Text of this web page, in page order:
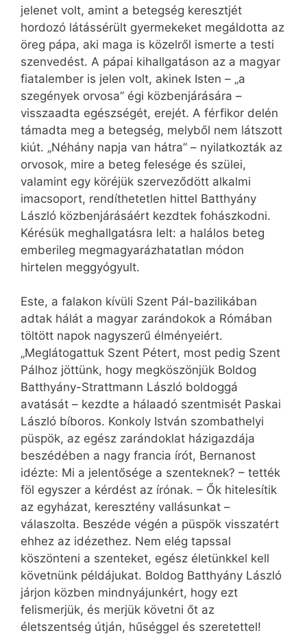
jelenet volt, amint a betegség keresztjét
hordozó látássérült gyermekeket megáldotta az
öreg pápa, aki maga is közelről ismerte a testi
szenvedést. A pápai kihallgatáson az a magyar
fiatalember is jelen volt, akinek Isten – „a
szegények orvosa” égi közbenjárására –
visszaadta egészségét, erejét. A férfikor delén
támadta meg a betegség, melyből nem látszott
kiút. „Néhány napja van hátra” – nyilatkozták az
orvosok, mire a beteg felesége és szülei,
valamint egy köréjük szerveződött alkalmi
imacsoport, rendíthetetlen hittel Batthyány
László közbenjárásáért kezdtek fohászkodni.
Kérésük meghallgatásra lelt: a halálos beteg
emberileg megmagyarázhatatlan módon
hirtelen meggyógyult.
Este, a falakon kívüli Szent Pál-bazilikában
adtak hálát a magyar zarándokok a Rómában
töltött napok nagyszerű élményeiért.
„Meglátogattuk Szent Pétert, most pedig Szent
Pálhoz jöttünk, hogy megköszönjük Boldog
Batthyány-Strattmann László boldoggá
avatását – kezdte a hálaadó szentmisét Paskai
László bíboros. Konkoly István szombathelyi
püspök, az egész zarándoklat házigazdája
beszédében a nagy francia írót, Bernanost
idézte: Mi a jelentősége a szenteknek? – tették
föl egyszer a kérdést az írónak. – Ők hitelesítik
az egyházat, keresztény vallásunkat –
válaszolta. Beszéde végén a püspök visszatért
ehhez az idézethez. Nem elég tapssal
köszönteni a szenteket, egész életünkkel kell
követnünk példájukat. Boldog Batthyány László
járjon közben mindnyájunkért, hogy ezt
felismerjük, és merjük követni őt az
életszentség útján, hűséggel és szeretettel!